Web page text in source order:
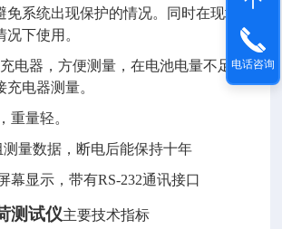
免系统出现保护的情况。同时在现场
下使用。
电器，方便测量，在电池电量不足的
电器测量。
重量轻。
测量数据，断电后能保持十年
幕显示，带有RS-232通讯接口
测试仪主要技术指标
电话咨询